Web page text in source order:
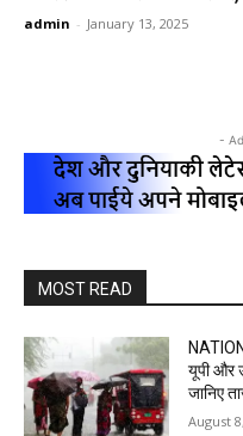
admin - January 13, 2025
-
MOST READ
यूपी और
जानिए
August